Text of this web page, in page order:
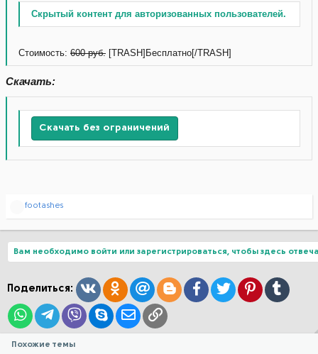
Скрытый контент для авторизованных пользователей.
Стоимость: 600 руб. [TRASH]Бесплатно[/TRASH]
Скачать:
Скачать без ограничений
Р
ц
и
:
footashes
Вам необходимо войти или зарегистрироваться, чтобы здесь
Поделиться: ВконтактеОдноклассники
Mail.ruBloggerFacebook
TwitterPinterestTumblr
WhatsAppTelegram
ViberSkypeЭлектронная почта
Ссылка
Похожие темы